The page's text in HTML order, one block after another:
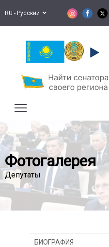
RU - Русский
Фотогалерея
Депутаты
БИОГРАФИЯ